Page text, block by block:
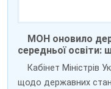
МОН оновило
середньої освіти:
Кабінет Міністрів
щодо державних